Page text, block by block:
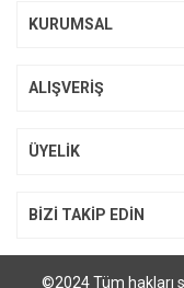
KURUMSAL
ALIŞVERİŞ
ÜYELİK
BİZİ TAKİP EDİN
©2024 Tüm hakları